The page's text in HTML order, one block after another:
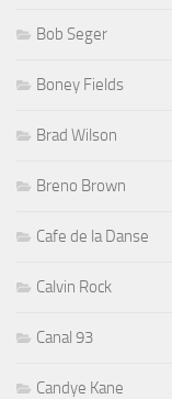
Bob Seger
Boney Fields
Brad Wilson
Breno Brown
Cafe de la Danse
Calvin Rock
Canal 93
Candye Kane